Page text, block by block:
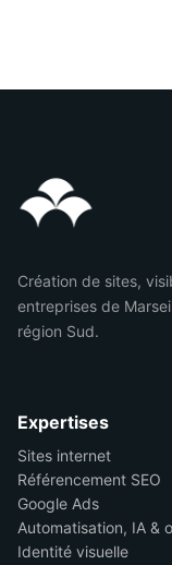
Création de sites,
entreprises de
région Sud.
Expertises
Sites internet
Référencement SEO
Google Ads
Automatisation, IA &
Identité visuelle